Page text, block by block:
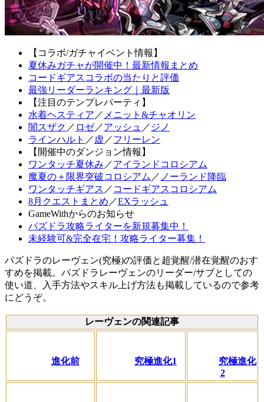
【コラボ/ガチャイベント情報】
夏休みガチャが開催中！最新情報まとめ
コードギアスコラボの当たりと評価
最強リーダーランキング｜最新版
【注目のテンプレパーティ】
水着ヘスティア ／ メニット&チャオリン
闇スザク ／ ロゼ／アッシュ ／ ジノ
ラインハルト ／ 虚 ／フリーレン
【開催中のダンジョン情報】
ワンタッチ夏休み ／アイランドコロシアム
魔夏の＋限界突破コロシアム ／ ノーランド降臨
ワンタッチギアス ／ コードギアスコロシアム
8月クエストまとめ ／EXラッシュ
GameWithからのお知らせ
パズドラ攻略ライターを新規募集中！
未経験可&完全在宅！攻略ライター募集！
パズドラのレーヴェン(究極)の評価と超覚醒/潜在覚醒のおす
すめを掲載。パズドラレーヴェンのリーダー/サブとしての
使い道、入手方法やスキル上げ方法も掲載しているので参考
にどうぞ。
レーヴェンの関連記事
進化前 究極進化1
究極進化
2